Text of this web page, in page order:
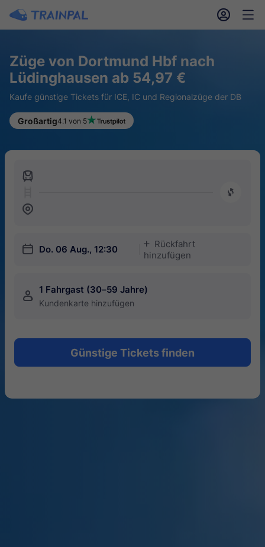
󱎓 󱒨
Züge von Dortmund Hbf nach
Lüdinghausen ab 54,97 €
Kaufe günstige Tickets für ICE, IC und Regionalzüge der DB
Großartig4.1 von 5
󱍉
󰿠
󱒣
󱎗 Do. 06 Aug., 12:30
󱅇
Rückfahrt
hinzufügen
󱍂 1 Fahrgast (30–59 Jahre)
Kundenkarte hinzufügen
Günstige Tickets finden